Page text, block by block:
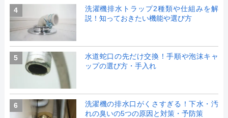
4
洗濯機排水トラップ2種類や仕組みを解
説！知っておきたい機能や選び方
5
水道蛇口の先だけ交換！手順や泡沫キャ
ップの選び方・手入れ
6
洗濯機の排水口がくさすぎる！下水・汚
れの臭いの5つの原因と対策・予防策